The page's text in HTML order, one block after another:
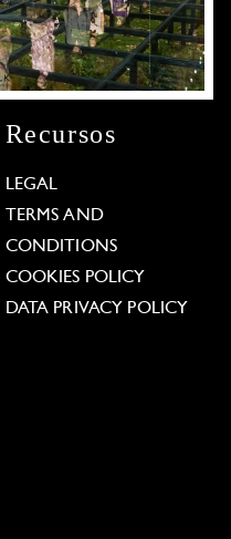
Recursos
LEGAL
TERMS AND
CONDITIONS
COOKIES POLICY
DATA PRIVACY POLICY